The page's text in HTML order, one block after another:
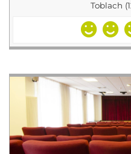
Toblach